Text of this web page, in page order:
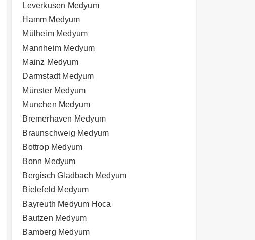
Leverkusen Medyum
Hamm Medyum
Mülheim Medyum
Mannheim Medyum
Mainz Medyum
Darmstadt Medyum
Münster Medyum
Munchen Medyum
Bremerhaven Medyum
Braunschweig Medyum
Bottrop Medyum
Bonn Medyum
Bergisch Gladbach Medyum
Bielefeld Medyum
Bayreuth Medyum Hoca
Bautzen Medyum
Bamberg Medyum